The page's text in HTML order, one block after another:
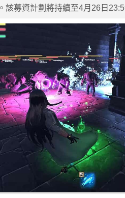
該募資計劃將持續至4月26日